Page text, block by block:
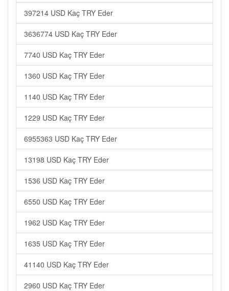
397214 USD Kaç TRY Eder
3636774 USD Kaç TRY Eder
7740 USD Kaç TRY Eder
1360 USD Kaç TRY Eder
1140 USD Kaç TRY Eder
1229 USD Kaç TRY Eder
6955363 USD Kaç TRY Eder
13198 USD Kaç TRY Eder
1536 USD Kaç TRY Eder
6550 USD Kaç TRY Eder
1962 USD Kaç TRY Eder
1635 USD Kaç TRY Eder
41140 USD Kaç TRY Eder
2960 USD Kaç TRY Eder